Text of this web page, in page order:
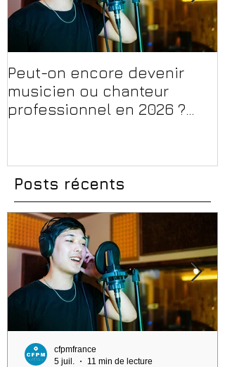
Peut-on encore devenir
musicien ou chanteur
professionnel en 2026 ?
Posts récents
cfpmfrance
5 juil.
11 min de lecture